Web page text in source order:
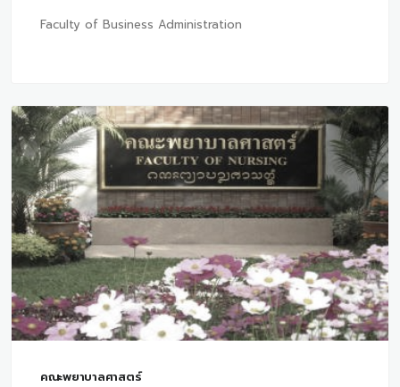
Faculty of Business Administration
คณะพยาบาลศาสตร์